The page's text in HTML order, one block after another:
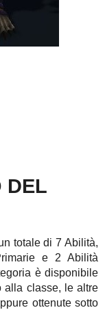
DEL
totale di 7 Abilità,
e 2 Abilità
è disponibile
alla classe, le altre
ottenute sotto